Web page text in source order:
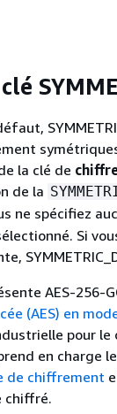
la clé de
de la
ne spécifiez
Si
AES-
(AES) en
pour
en charge
de chiffrement
chiffré.